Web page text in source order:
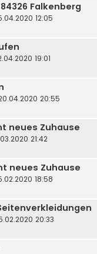
Falkenberg
12:05
19:01
20:55
neues Zuhause
21:42
neues Zuhause
18:58
20:33